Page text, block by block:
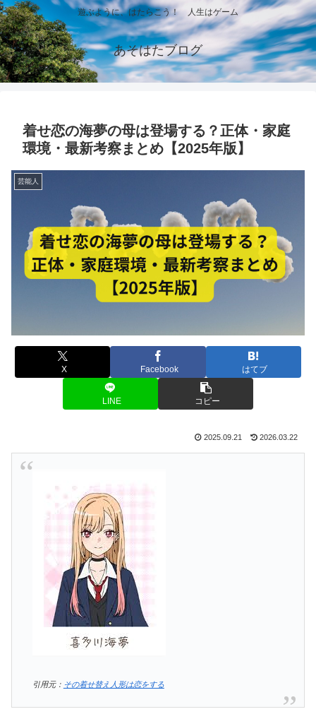
遊ぶように、はたらこう！ 人生はゲーム
あそはたブログ
着せ恋の海夢の母は登場する？正体・家庭
環境・最新考察まとめ【2025年版】
芸能人
X Facebook はてブ
LINE コピー
2025.09.21 2026.03.22
引用元： その着せ替え人形は恋をする